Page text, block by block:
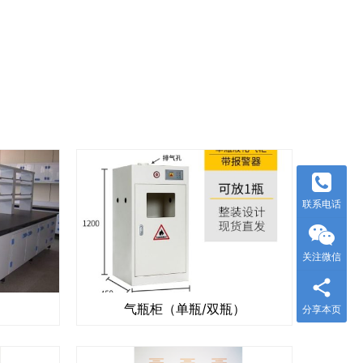
气瓶柜（单瓶/双瓶）
联系电话
关注微信
分享本页